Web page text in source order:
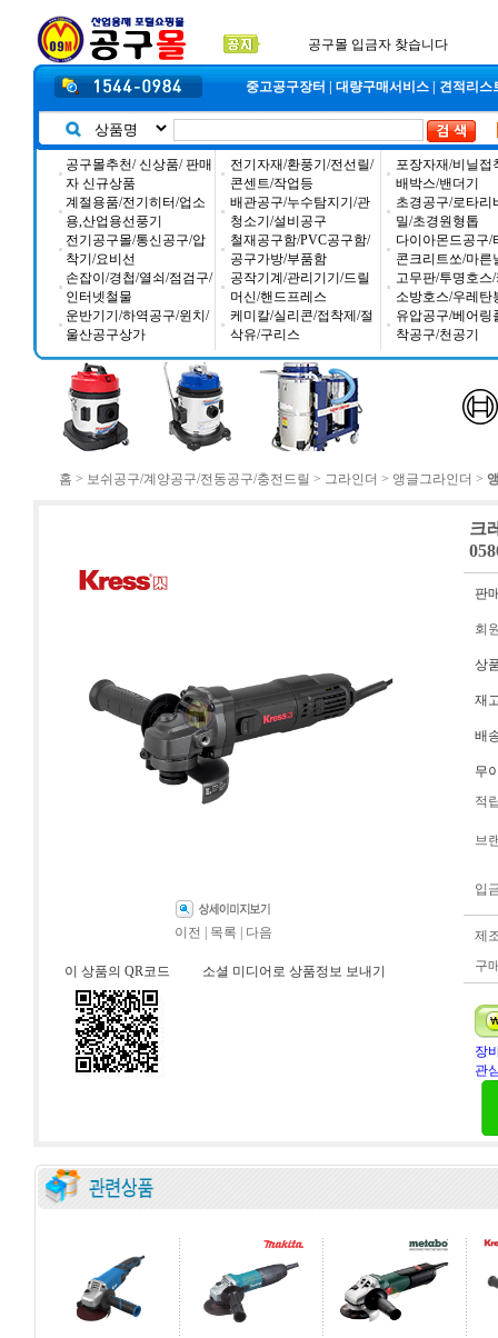
입금자 *덕진 고객님 찾습니다
중고공구장터 대량구매서비스 견적리스
공구몰추천/ 신상품/ 판매
자 신규상품
계절용품/전기히터/업소
용,산업용선풍기
전기공구몰/통신공구/압
착기/요비선
손잡이/경첩/열쇠/점검구/
인터넷철물
운반기기/하역공구/윈치/
울산공구상가
전기자재/환풍기/전선릴/
콘센트/작업등
배관공구/누수탐지기/관
청소기/설비공구
철재공구함/PVC공구함/
공구가방/부품함
공작기계/관리기기/드릴
머신/핸드프레스
케미칼/실리콘/접착제/절
삭유/구리스
포장자재/비닐접
배박스/밴더기
초경공구/로타리
밀/초경원형톱
다이아몬드공구/
콘크리트쏘/마른
고무판/투명호스
소방호스/우레탄
유압공구/베어링
착공구/천공기
홈 > 보쉬공구/계양공구/전동공구/충전드릴 > 그라인더 > 앵글그라인더 >
이전 목록 다음
이 상품의 QR코드 소셜 미디어로 상품정보 보내기
크
판
회
상
재
배
무
적
브
입
제
구
장
관